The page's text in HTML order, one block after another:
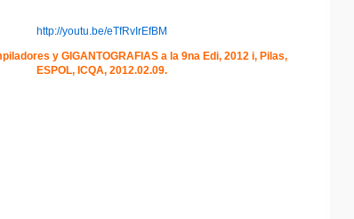
http://youtu.be/eTfRvIrEfBM
y GIGANTOGRAFIAS a la 9na Edi, 2012 i, Pilas,
ESPOL, ICQA, 2012.02.09.